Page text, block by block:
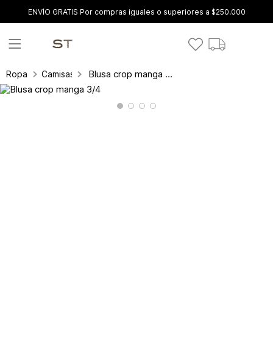
ENVÍO GRATIS Por compras iguales o superiores a $250.000
Ropa Camisas y blusas Blusa crop manga 3/4